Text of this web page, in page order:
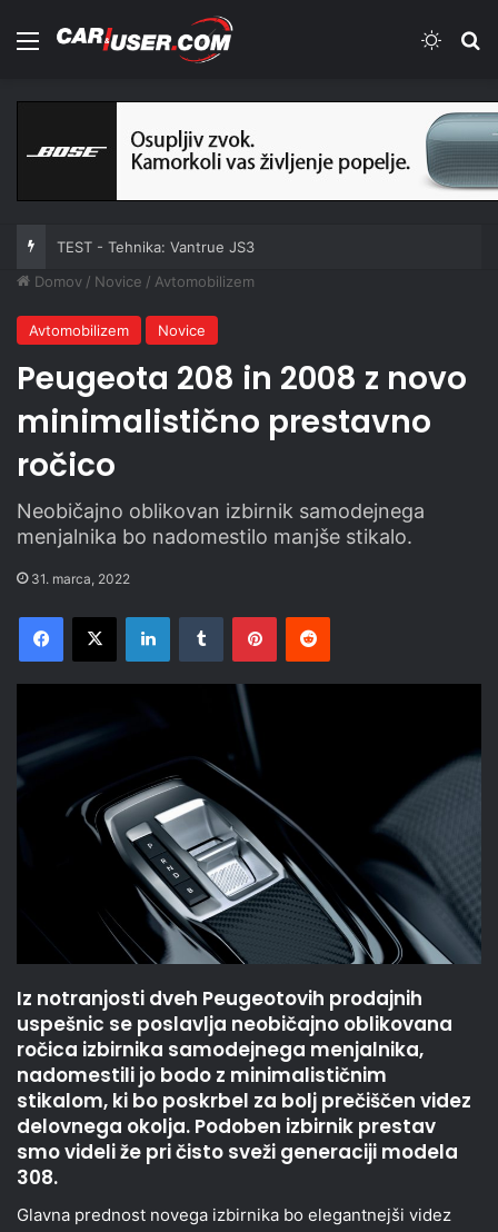
Meni
TEST - Tehnika: Vantrue JS3
Domov / Novice / Avtomobilizem
Avtomobilizem Novice
Peugeota 208 in 2008 z novo
minimalistično prestavno
ročico
Neobičajno oblikovan izbirnik samodejnega
menjalnika bo nadomestilo manjše stikalo.
31. marca, 2022
Facebook
X LinkedInTumblr PinterestReddit
Iz notranjosti dveh Peugeotovih prodajnih
uspešnic se poslavlja neobičajno oblikovana
ročica izbirnika samodejnega menjalnika,
nadomestili jo bodo z minimalističnim
stikalom, ki bo poskrbel za bolj prečiščen videz
delovnega okolja. Podoben izbirnik prestav
smo videli že pri čisto sveži generaciji modela
308.
Glavna prednost novega izbirnika bo elegantnejši videz